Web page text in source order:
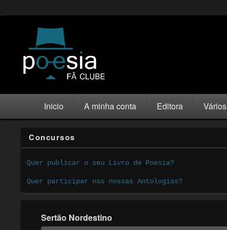
Inicio A minha conta Editora Vários
Concursos
Quer publicar o seu Livro de Poesia?
Quer participar nas nossas Antologias?
Sertão Nordestino